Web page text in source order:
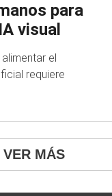
para
visual
el
requiere
VER MÁS